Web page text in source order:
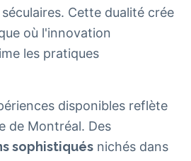
Cette dualité crée
où l'innovation
les pratiques
disponibles reflète
de Montréal. Des
sophistiqués nichés dans